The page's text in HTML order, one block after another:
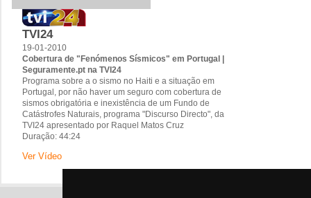
TVI24
19-01-2010
Cobertura de "Fenómenos Sísmicos" em Portugal |
Seguramente.pt na TVI24
Programa sobre a o sismo no Haiti e a situação em
Portugal, por não haver um seguro com cobertura de
sismos obrigatória e inexistência de um Fundo de
Catástrofes Naturais, programa "Discurso Directo", da
TVI24 apresentado por Raquel Matos Cruz
Duração: 44:24
Ver Vídeo